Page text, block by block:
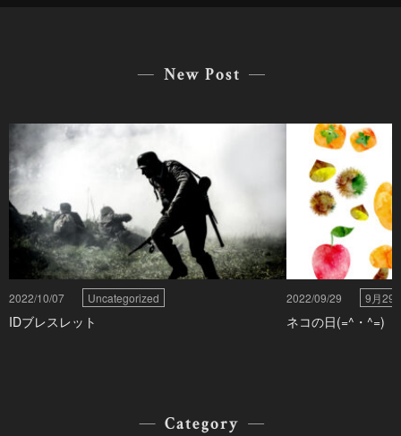
New Post
2022/10/07 Uncategorized
IDブレスレット
2022/09/29 9月29
ネコの日(=^・^=)
Category